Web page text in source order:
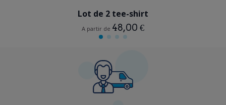
Lot de 2 tee-shirt
A partir de 48,00 €